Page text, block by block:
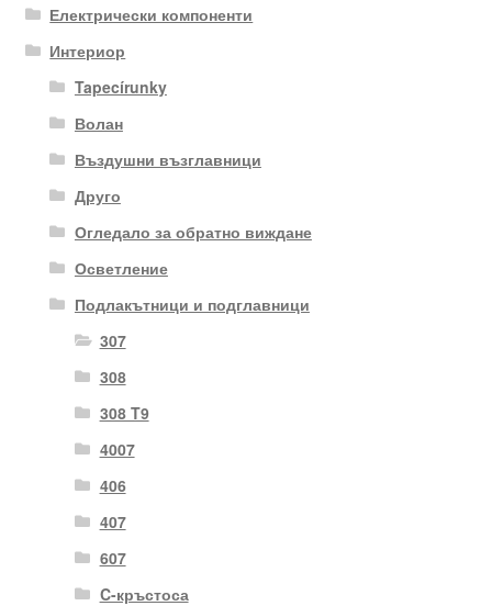
Електрически компоненти
Интериор
Tapecírunky
Волан
Въздушни възглавници
Друго
Огледало за обратно виждане
Осветление
Подлакътници и подглавници
307
308
308 T9
4007
406
407
607
C-кръстоса